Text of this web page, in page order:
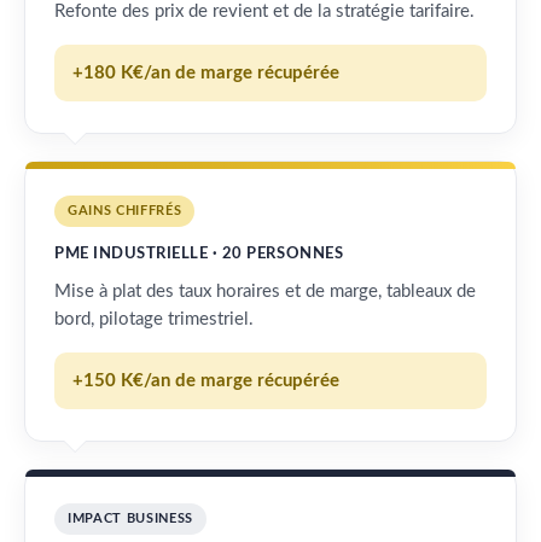
Refonte des prix de revient et de la stratégie tarifaire.
+180 K€/an de marge récupérée
GAINS CHIFFRÉS
PME INDUSTRIELLE · 20 PERSONNES
Mise à plat des taux horaires et de marge, tableaux de
bord, pilotage trimestriel.
+150 K€/an de marge récupérée
IMPACT BUSINESS